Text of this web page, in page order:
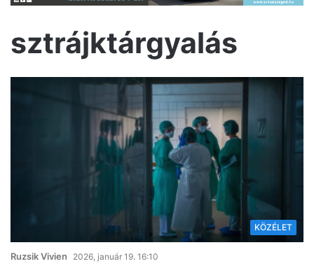
sztrájktárgyalás
KÖZÉLET
Ruzsik Vivien 2026, január 19. 16:10